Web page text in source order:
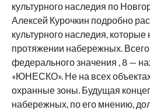
культурного наследия по
Алексей Курочкин подробно
культурного наследия,
протяжении набережных. Всего
федерального значения , 8 —
«ЮНЕСКО». Не на всех
охранные зоны. Будущая
набережных, по его мнению,